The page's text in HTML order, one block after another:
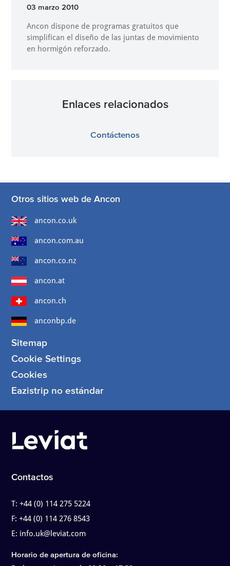
03 marzo 2010
Ancon dispone de programas gratuitos que
simplifican el diseño de las juntas de movimiento
en hormigón reforzado.
Enlaces relacionados
Contáctenos
Otros sitios web de Ancon
ancon.co.uk
ancon.com.au
ancon.co.nz
ancon.at
ancon.ch
anconbp.de
Sitemap
Cookie Settings
Cookies
Eazistrip no estándar
Contactos
T:+44 (0) 114 275 5224
F:+44 (0) 114 276 8543
E: info.uk@leviat.com
Horario de apertura de oficina: